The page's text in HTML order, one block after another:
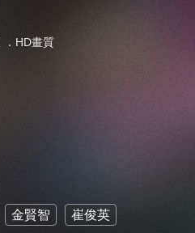
．HD畫質
金賢智 崔俊英